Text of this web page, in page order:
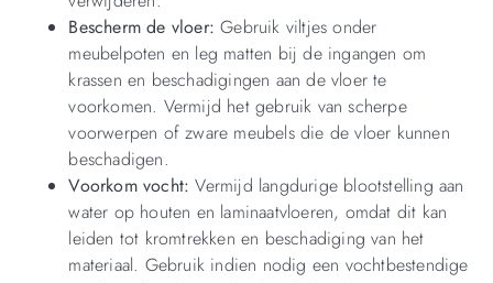
Bescherm de vloer: Gebruik viltjes onder
meubelpoten en leg matten bij de ingangen om
krassen en beschadigingen aan de vloer te
voorkomen. Vermijd het gebruik van scherpe
voorwerpen of zware meubels die de vloer kunnen
beschadigen.
Voorkom vocht: Vermijd langdurige blootstelling aan
water op houten en laminaatvloeren, omdat dit kan
leiden tot kromtrekken en beschadiging van het
materiaal. Gebruik indien nodig een vochtbestendige